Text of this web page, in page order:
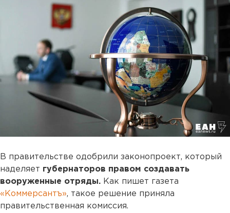
В правительстве одобрили законопроект, который
наделяет губернаторов правом создавать
вооруженные отряды. Как пишет газета
«Коммерсантъ», такое решение приняла
правительственная комиссия.